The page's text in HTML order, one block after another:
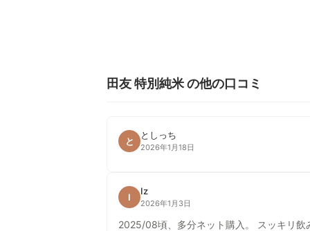
田友 特別純米 の他の口コミ
と
としっち
2026年1月18日
I
Iz
2026年1月3日
2025/08頃、多分ネット購入。 スッキリ